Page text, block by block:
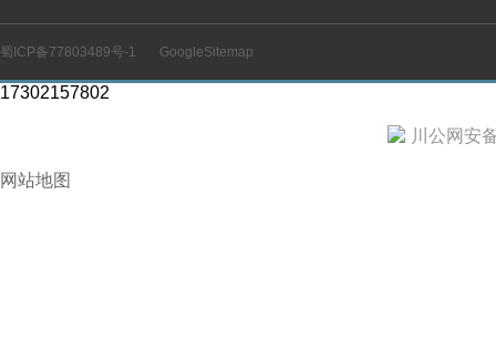
蜀ICP备77803489号-1 GoogleSitemap
17302157802
川公网安
网站地图